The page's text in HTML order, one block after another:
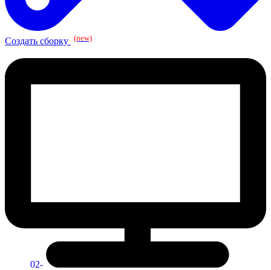
Создать сборку (new)
02-